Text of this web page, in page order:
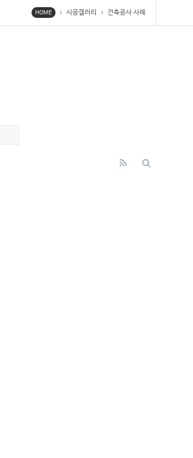
HOME chevron_right 시공갤러리 chevron_right 건축공사 사례